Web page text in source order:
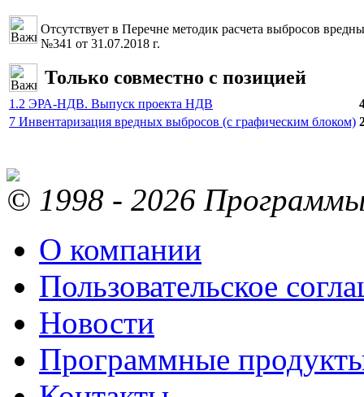
Отсутствует в Перечне методик расчета выбросов
№341 от 31.07.2018 г.
Только совместно с позицией
1.2 ЭРА-НДВ. Выпуск проекта НДВ
7 Инвентаризация вредных выбросов (с графическим блоком)
© 1998 - 2026 Программы
О компании
Пользовательское
Новости
Программные